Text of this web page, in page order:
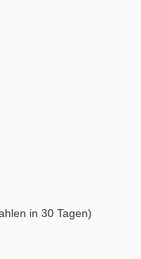
in 30 Tagen)